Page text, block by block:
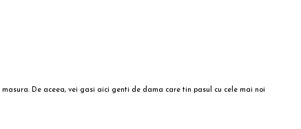
De aceea, vei gasi aici genti de dama care tin pasul cu cele mai noi